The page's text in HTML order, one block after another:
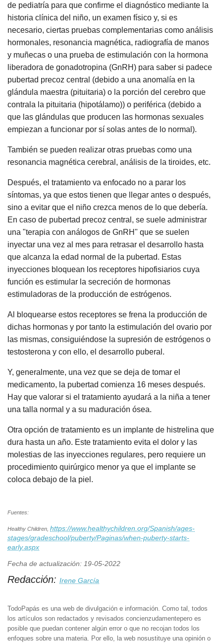
de pediatría para que confirme el diagnóstico mediante la
historia clínica del niño, un examen físico y, si es
necesario, ciertas pruebas complementarias como análisis
hormonales, resonancia magnética, radiografía de manos
y muñecas o una prueba de estimulación con la hormona
liberadora de gonadotropina (GnRH) para saber si padece
pubertad precoz central (debido a una anomalía en la
glándula maestra (pituitaria) o la porción del cerebro que
contrala la pituitaria (hipotálamo)) o periférica (debido a
que las glándulas que producen las hormonas sexuales
empiezan a funcionar por sí solas antes de lo normal).
También se pueden realizar otras pruebas como una
resonancia magnética cerebral, análisis de la tiroides, etc.
Después, el tratamiento va enfocado no a parar los
síntomas, ya que estos tienen que llegar antes o después,
sino a evitar que el niño crezca menos de lo que debería.
En caso de pubertad precoz central, se suele administrar
una "terapia con análogos de GnRH" que se suelen
inyectar una vez al mes para retrasar el desarrollo hasta
que alcanza la edad normal de la pubertad. Estas
inyecciones bloquean los receptores hipofisiarios cuya
función es estimular la secreción de hormonas
estimuladoras de la producción de estrógenos.
Al bloquearse estos receptores se frena la producción de
dichas hormonas y por tanto la estimulación del ovario por
las mismas, consiguiéndose la supresión de estrógenos o
testosterona y con ello, el desarrollo puberal.
Y, generalmente, una vez que se deja de tomar el
medicamento, la pubertad comienza 16 meses después.
Hay que valorar si el tratamiento ayudará a la niña a tener
una talla normal y a su maduración ósea.
Otra opción de tratamiento es un implante de histrelina que
dura hasta un año. Este tratamiento evita el dolor y las
molestias de las inyecciones regulares, pero requiere un
procedimiento quirúrgico menor ya que el implante se
coloca debajo de la piel.
Fuentes:
Healthy Children, https://www.healthychildren.org/Spanish/ages-
stages/gradeschool/puberty/Paginas/when-puberty-starts-
early.aspx
Fecha de actualización: 19-05-2022
Redacción: Irene García
TodoPapás es una web de divulgación e información. Como tal, todos
los artículos son redactados y revisados concienzudamentepero es
posible que puedan contener algún error o que no recojan todos los
enfoques sobre una materia. Por ello, la web nosustituye una opinión o